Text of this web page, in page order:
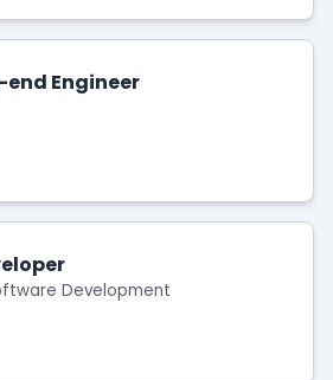
Engineer
Development